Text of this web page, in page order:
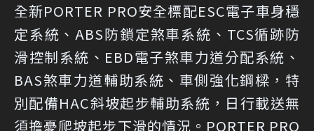
全新PORTER PRO安全標配ESC電子車身穩
定系統、ABS防鎖定煞車系統、TCS循跡防
滑控制系統、EBD電子煞車力道分配系統、
BAS煞車力道輔助系統、車側強化鋼樑，特
別配備HAC斜坡起步輔助系統，日行載送無
須擔憂爬坡起步下滑的情況。PORTER PRO